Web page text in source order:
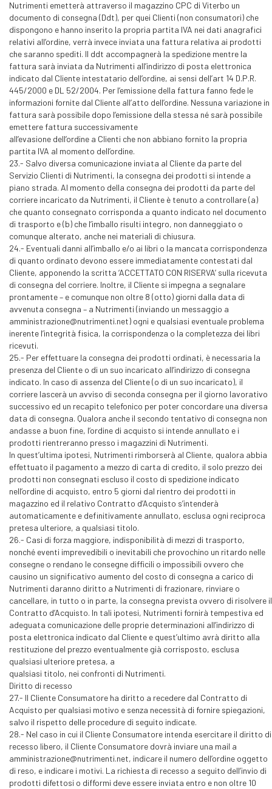
Nutrimenti emetterà attraverso il magazzino CPC di Viterbo un
documento di consegna (Ddt), per quei Clienti (non consumatori) che
dispongono e hanno inserito la propria partita IVA nei dati anagrafici
relativi all’ordine, verrà invece inviata una fattura relativa ai prodotti
che saranno spediti. Il ddt accompagnerà la spedizione mentre la
fattura sarà inviata da Nutrimenti all’indirizzo di posta elettronica
indicato dal Cliente intestatario dell’ordine, ai sensi dell’art 14 D.P.R.
445/2000 e DL 52/2004. Per l’emissione della fattura fanno fede le
informazioni fornite dal Cliente all’atto dell’ordine. Nessuna variazione in
fattura sarà possibile dopo l’emissione della stessa né sarà possibile
emettere fattura successivamente
all’evasione dell’ordine a Clienti che non abbiano fornito la propria
partita IVA al momento dell’ordine.
23.- Salvo diversa comunicazione inviata al Cliente da parte del
Servizio Clienti di Nutrimenti, la consegna dei prodotti si intende a
piano strada. Al momento della consegna dei prodotti da parte del
corriere incaricato da Nutrimenti, il Cliente è tenuto a controllare (a)
che quanto consegnato corrisponda a quanto indicato nel documento
di trasporto e (b) che l’imballo risulti integro, non danneggiato o
comunque alterato, anche nei materiali di chiusura.
24.- Eventuali danni all’imballo e/o ai libri o la mancata corrispondenza
di quanto ordinato devono essere immediatamente contestati dal
Cliente, apponendo la scritta ‘ACCETTATO CON RISERVA’ sulla ricevuta
di consegna del corriere. Inoltre, il Cliente si impegna a segnalare
prontamente – e comunque non oltre 8 (otto) giorni dalla data di
avvenuta consegna – a Nutrimenti (inviando un messaggio a
amministrazione@nutrimenti.net) ogni e qualsiasi eventuale problema
inerente l’integrità fisica, la corrispondenza o la completezza dei libri
ricevuti.
25.- Per effettuare la consegna dei prodotti ordinati, è necessaria la
presenza del Cliente o di un suo incaricato all’indirizzo di consegna
indicato. In caso di assenza del Cliente (o di un suo incaricato), il
corriere lascerà un avviso di seconda consegna per il giorno lavorativo
successivo ed un recapito telefonico per poter concordare una diversa
data di consegna. Qualora anche il secondo tentativo di consegna non
andasse a buon fine, l’ordine di acquisto si intende annullato e i
prodotti rientreranno presso i magazzini di Nutrimenti.
In quest’ultima ipotesi, Nutrimenti rimborserà al Cliente, qualora abbia
effettuato il pagamento a mezzo di carta di credito, il solo prezzo dei
prodotti non consegnati escluso il costo di spedizione indicato
nell’ordine di acquisto, entro 5 giorni dal rientro dei prodotti in
magazzino ed il relativo Contratto d’Acquisto s’intenderà
automaticamente e definitivamente annullato, esclusa ogni reciproca
pretesa ulteriore, a qualsiasi titolo.
26.- Casi di forza maggiore, indisponibilità di mezzi di trasporto,
nonché eventi imprevedibili o inevitabili che provochino un ritardo nelle
consegne o rendano le consegne difficili o impossibili ovvero che
causino un significativo aumento del costo di consegna a carico di
Nutrimenti daranno diritto a Nutrimenti di frazionare, rinviare o
cancellare, in tutto o in parte, la consegna prevista ovvero di risolvere il
Contratto d’Acquisto. In tali ipotesi, Nutrimenti fornirà tempestiva ed
adeguata comunicazione delle proprie determinazioni all’indirizzo di
posta elettronica indicato dal Cliente e quest’ultimo avrà diritto alla
restituzione del prezzo eventualmente già corrisposto, esclusa
qualsiasi ulteriore pretesa, a
qualsiasi titolo, nei confronti di Nutrimenti.
Diritto di recesso
27.- Il Cliente Consumatore ha diritto a recedere dal Contratto di
Acquisto per qualsiasi motivo e senza necessità di fornire spiegazioni,
salvo il rispetto delle procedure di seguito indicate.
28.- Nel caso in cui il Cliente Consumatore intenda esercitare il diritto di
recesso libero, il Cliente Consumatore dovrà inviare una mail a
amministrazione@nutrimenti.net, indicare il numero dell’ordine oggetto
di reso, e indicare i motivi. La richiesta di recesso a seguito dell’invio di
prodotti difettosi o difformi deve essere inviata entro e non oltre 10